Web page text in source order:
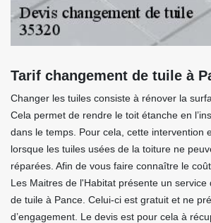
Tarif changement de tuile à
Changer les tuiles consiste à rénover la
Cela permet de rendre le toit étanche en
dans le temps. Pour cela, cette intervention
lorsque les tuiles usées de la toiture ne
réparées. Afin de vous faire connaître le
Les Maitres de l'Habitat présente un
de tuile à Pance. Celui-ci est gratuit et ne
d’engagement. Le devis est pour cela à